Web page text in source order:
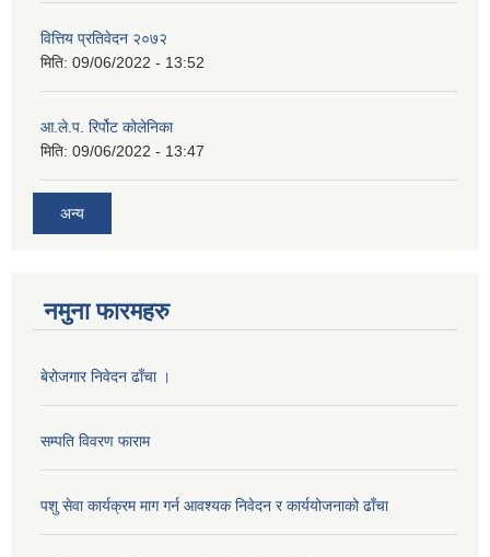
वित्तिय प्रतिवेदन २०७२
मिति: 09/06/2022 - 13:52
आ.ले.प. रिर्पोट कोलेनिका
मिति: 09/06/2022 - 13:47
अन्य
नमुना फारमहरु
बेरोजगार निवेदन ढाँचा ।
सम्पति विवरण फाराम
पशु सेवा कार्यक्रम माग गर्न आवश्यक निवेदन र कार्ययोजनाको ढाँचा